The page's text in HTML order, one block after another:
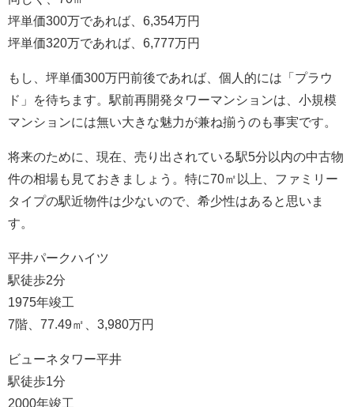
坪単価300万であれば、6,354万円
坪単価320万であれば、6,777万円
もし、坪単価300万円前後であれば、個人的には「プラウ
ド」を待ちます。駅前再開発タワーマンションは、小規模
マンションには無い大きな魅力が兼ね揃うのも事実です。
将来のために、現在、売り出されている駅5分以内の中古物
件の相場も見ておきましょう。特に70㎡以上、ファミリー
タイプの駅近物件は少ないので、希少性はあると思いま
す。
平井パークハイツ
駅徒歩2分
1975年竣工
7階、77.49㎡、3,980万円
ビューネタワー平井
駅徒歩1分
2000年竣工